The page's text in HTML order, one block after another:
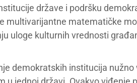
države i podršku
multivarijantne matematičke
uloge kulturnih vrednosti
demokratskih institucija nužno